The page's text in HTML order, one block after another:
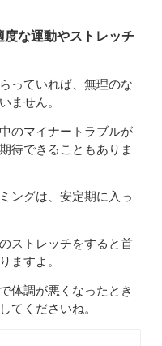
度な運動やストレッチ
っていれば、無理のな
ません。
のマイナートラブルが
待できることもありま
ングは、安定期に入っ
ストレッチをすると首
ますよ。
体調が悪くなったとき
てくださいね。